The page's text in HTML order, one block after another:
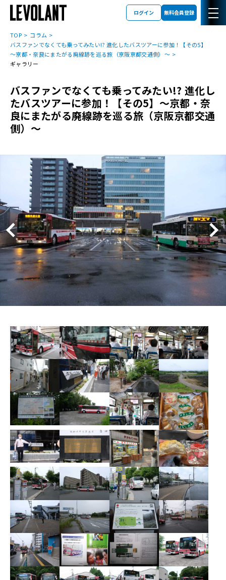
ログイン 無料会員登録
TOP
コラム
バスファンでなくても乗ってみたい!? 進化したバスツアーに参加！【その5】
～京都・奈良にまたがる廃線跡を巡る旅（京阪京都交通側）～
ギャラリー
バスファンでなくても乗ってみたい!? 進化し
たバスツアーに参加！【その5】～京都・奈
良にまたがる廃線跡を巡る旅（京阪京都交通
側）～